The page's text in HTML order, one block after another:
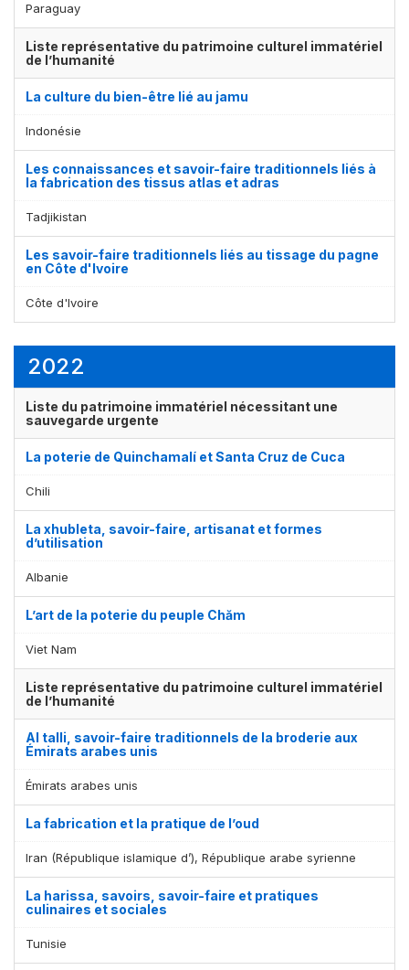
Paraguay
Liste représentative du patrimoine culturel immatériel
de l’humanité
La culture du bien-être lié au jamu
Indonésie
Les connaissances et savoir-faire traditionnels liés à
la fabrication des tissus atlas et adras
Tadjikistan
Les savoir-faire traditionnels liés au tissage du pagne
en Côte d'Ivoire
Côte d'Ivoire
2022
Liste du patrimoine immatériel nécessitant une
sauvegarde urgente
La poterie de Quinchamalí et Santa Cruz de Cuca
Chili
La xhubleta, savoir-faire, artisanat et formes
d’utilisation
Albanie
L’art de la poterie du peuple Chăm
Viet Nam
Liste représentative du patrimoine culturel immatériel
de l’humanité
Al talli, savoir-faire traditionnels de la broderie aux
Émirats arabes unis
Émirats arabes unis
La fabrication et la pratique de l’oud
Iran (République islamique d’), République arabe syrienne
La harissa, savoirs, savoir-faire et pratiques
culinaires et sociales
Tunisie